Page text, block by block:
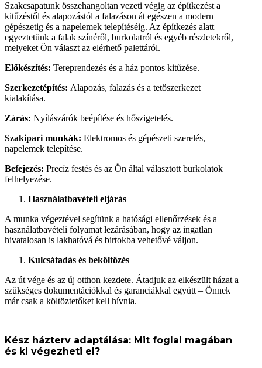
Szakcsapatunk összehangoltan vezeti végig az építkezést a
kitűzéstől és alapozástól a falazáson át egészen a modern
gépészetig és a napelemek telepítéséig. Az építkezés alatt
egyeztetünk a falak színéről, burkolatról és egyéb részletekről,
melyeket Ön választ az elérhető palettáról.
Előkészítés: Tereprendezés és a ház pontos kitűzése.
Szerkezetépítés: Alapozás, falazás és a tetőszerkezet
kialakítása.
Zárás: Nyílászárók beépítése és hőszigetelés.
Szakipari munkák: Elektromos és gépészeti szerelés,
napelemek telepítése.
Befejezés: Precíz festés és az Ön által választott burkolatok
felhelyezése.
Használatbavételi eljárás
A munka végeztével segítünk a hatósági ellenőrzések és a
használatbavételi folyamat lezárásában, hogy az ingatlan
hivatalosan is lakhatóvá és birtokba vehetővé váljon.
Kulcsátadás és beköltözés
Az út vége és az új otthon kezdete. Átadjuk az elkészült házat a
szükséges dokumentációkkal és garanciákkal együtt – Önnek
már csak a költöztetőket kell hívnia.
Kész házterv adaptálása: Mit foglal magában
és ki végezheti el?